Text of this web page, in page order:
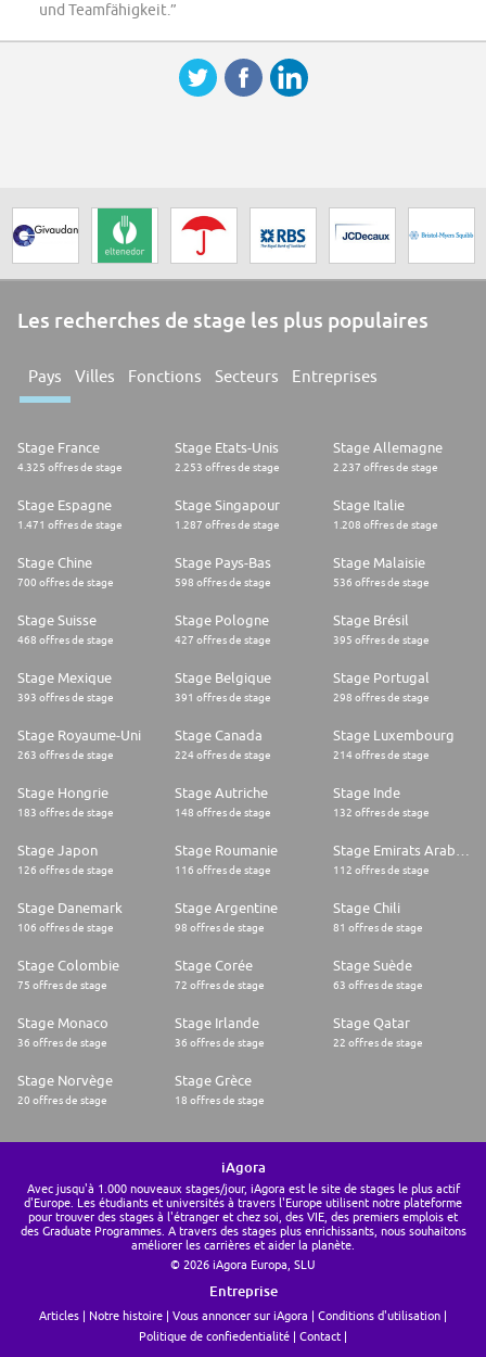
und Teamfähigkeit.”
Les recherches de stage les plus populaires
Pays Villes Fonctions Secteurs Entreprises
Stage France
4.325 offres de stage
Stage Etats-Unis
2.253 offres de stage
Stage Allemagne
2.237 offres de stage
Stage Espagne
1.471 offres de stage
Stage Singapour
1.287 offres de stage
Stage Italie
1.208 offres de stage
Stage Chine
700 offres de stage
Stage Pays-Bas
598 offres de stage
Stage Malaisie
536 offres de stage
Stage Suisse
468 offres de stage
Stage Pologne
427 offres de stage
Stage Brésil
395 offres de stage
Stage Mexique
393 offres de stage
Stage Belgique
391 offres de stage
Stage Portugal
298 offres de stage
Stage Royaume-Uni
263 offres de stage
Stage Canada
224 offres de stage
Stage Luxembourg
214 offres de stage
Stage Hongrie
183 offres de stage
Stage Autriche
148 offres de stage
Stage Inde
132 offres de stage
Stage Japon
126 offres de stage
Stage Roumanie
116 offres de stage 112 offres de stage
Stage Danemark
106 offres de stage
Stage Argentine
98 offres de stage
Stage Chili
81 offres de stage
Stage Colombie
75 offres de stage
Stage Corée
72 offres de stage
Stage Suède
63 offres de stage
Stage Monaco
36 offres de stage
Stage Irlande
36 offres de stage
Stage Qatar
22 offres de stage
Stage Norvège
20 offres de stage
Stage Grèce
18 offres de stage
iAgora
Avec jusqu'à 1.000 nouveaux stages/jour, iAgora est le site de stages le plus actif
d'Europe. Les étudiants et universités à travers l'Europe utilisent notre plateforme
pour trouver des stages à l'étranger et chez soi, des VIE, des premiers emplois et
des Graduate Programmes. A travers des stages plus enrichissants, nous souhaitons
améliorer les carrières et aider la planète.
© 2026 iAgora Europa, SLU
Entreprise
Articles Notre histoire Vous annoncer sur iAgora
Conditions d'utilisation
Politique de confiedentialité
Contact